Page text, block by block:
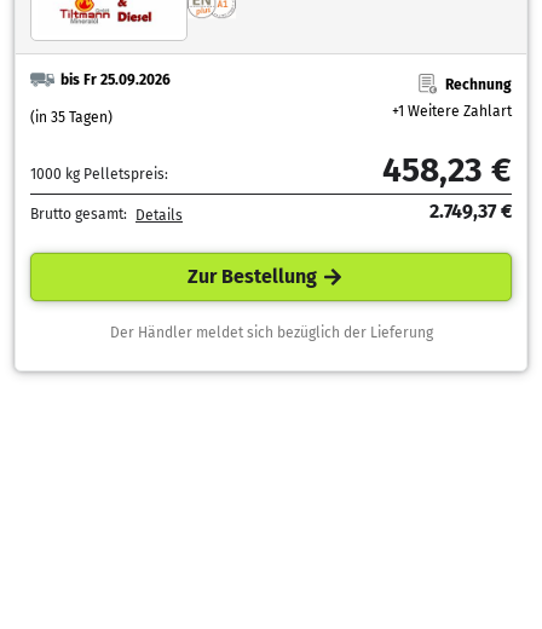
bis Fr 25.09.2026
(in 35 Tagen)
Rechnung
+1 Weitere Zahlart
1000 kg Pelletspreis: 458,23 €
Brutto gesamt: Details 2.749,37 €
Zur Bestellung
Der Händler meldet sich bezüglich der Lieferung